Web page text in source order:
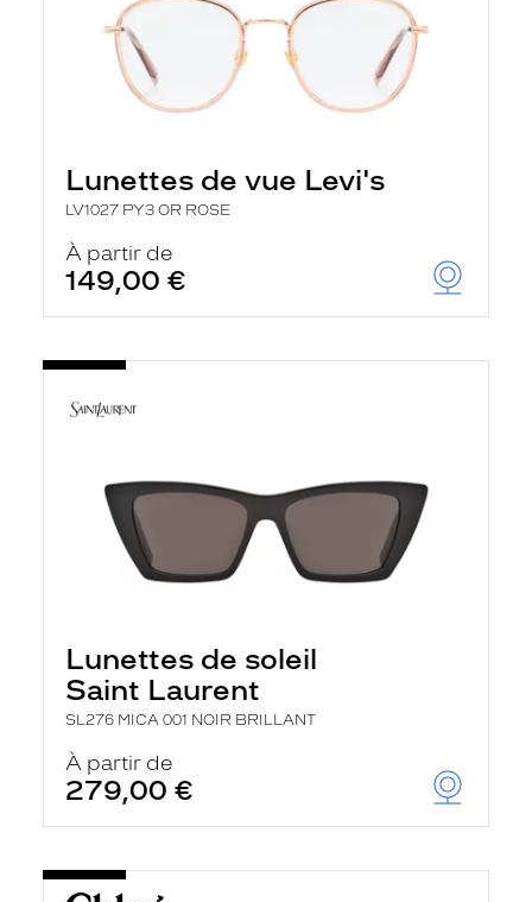
Lunettes de vue Levi's
LV1027 PY3 OR ROSE
À partir de
149,00 €
Lunettes de soleil
Saint Laurent
SL276 MICA 001 NOIR BRILLANT
À partir de
279,00 €